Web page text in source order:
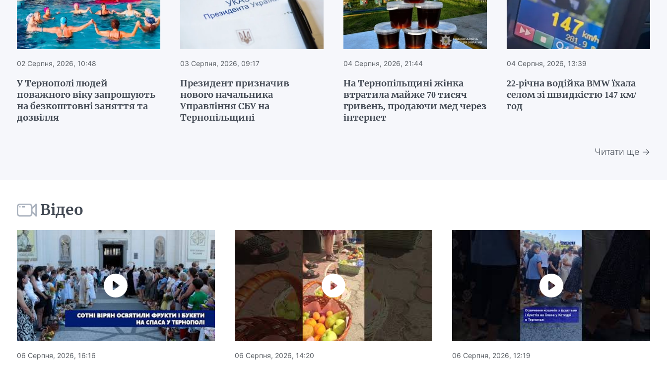
02 Серпня, 2026, 10:48
У Тернополі людей
поважного віку запрошують
на безкоштовні заняття та
дозвілля
03 Серпня, 2026, 09:17
Президент призначив
нового начальника
Управління СБУ на
Тернопільщині
04 Серпня, 2026, 21:44
На Тернопільщині жінка
втратила майже 70 тисяч
гривень, продаючи мед через
інтернет
04 Серпня, 2026, 13:39
22-річна водійка BMW їхала
селом зі швидкістю 147 км/
год
Читати ще →
Відео
06 Серпня, 2026, 16:16 06 Серпня, 2026, 14:20 06 Серпня, 2026, 12:19